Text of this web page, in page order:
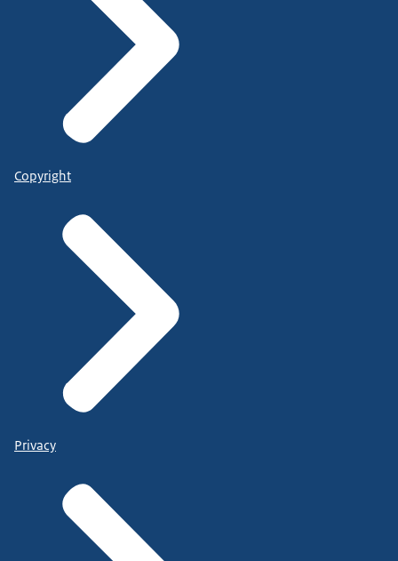
Copyright
Privacy